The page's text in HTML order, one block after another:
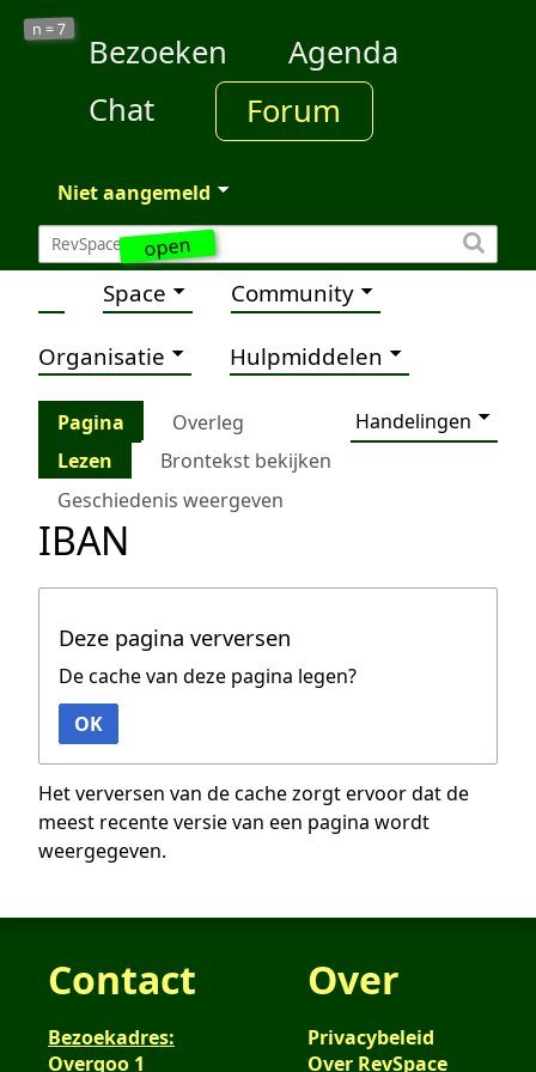
open
n =7
Bezoeken
Agenda
Chat
Forum
Niet aangemeld
Space Community
Organisatie Hulpmiddelen
Pagina Overleg
Handelingen
Lezen
Brontekst bekijken
Geschiedenis weergeven
IBAN
Deze pagina verversen
De cache van deze pagina legen?
OK
Het verversen van de cache zorgt ervoor dat de
meest recente versie van een pagina wordt
weergegeven.
Contact
Bezoekadres:
Overgoo 1
Over
Privacybeleid
Over RevSpace